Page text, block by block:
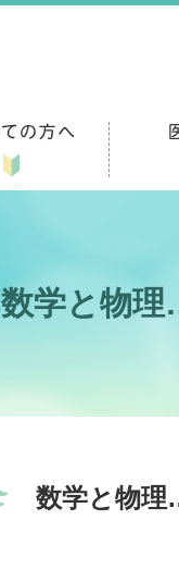
数学と物
数学と物理